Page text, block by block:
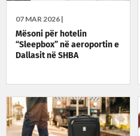
07 MAR 2026 |
Mësoni për hotelin
“Sleepbox” në aeroportin e
Dallasit në SHBA